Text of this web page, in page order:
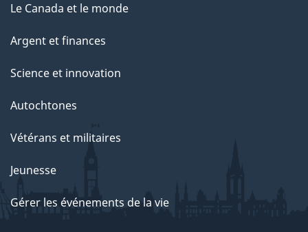
Le Canada et le monde
Argent et finances
Science et innovation
Autochtones
Vétérans et militaires
Jeunesse
Gérer les événements de la vie